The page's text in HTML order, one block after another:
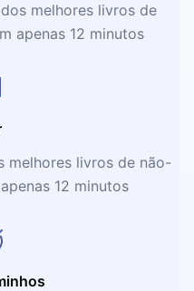
melhores livros de
apenas 12 minutos
melhores livros de não-
12 minutos